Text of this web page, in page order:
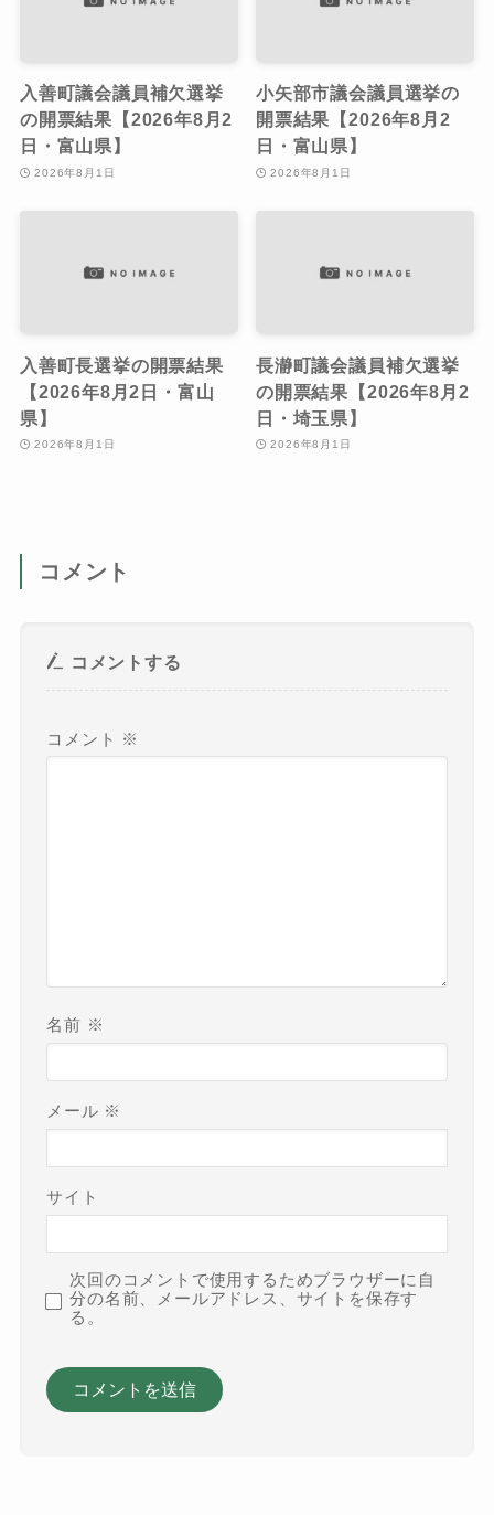
入善町議会議員補欠選挙
の開票結果【2026年8月2
日・富山県】
2026年8月1日
小矢部市議会議員選挙の
開票結果【2026年8月2
日・富山県】
2026年8月1日
入善町長選挙の開票結果
【2026年8月2日・富山
県】
2026年8月1日
長瀞町議会議員補欠選挙
の開票結果【2026年8月2
日・埼玉県】
2026年8月1日
コメント
コメントする
コメント ※
名前 ※
メール ※
サイト
次回のコメントで使用するためブラウザーに自
分の名前、メールアドレス、サイトを保存す
る。